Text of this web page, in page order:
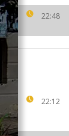
22:48
22:12